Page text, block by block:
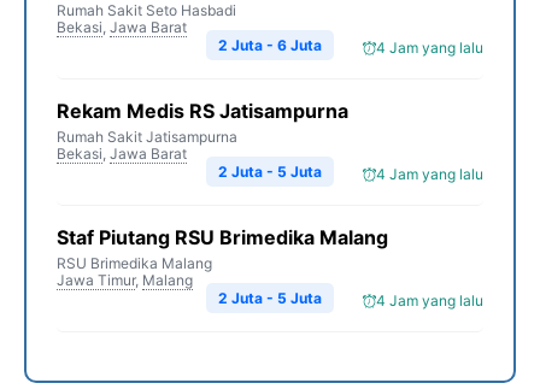
Rumah Sakit Seto Hasbadi
Bekasi, Jawa Barat
4 Jam yang lalu
2 Juta - 6 Juta
Rekam Medis RS Jatisampurna
Rumah Sakit Jatisampurna
Bekasi, Jawa Barat
4 Jam yang lalu
2 Juta - 5 Juta
Staf Piutang RSU Brimedika Malang
RSU Brimedika Malang
Jawa Timur, Malang
4 Jam yang lalu
2 Juta - 5 Juta